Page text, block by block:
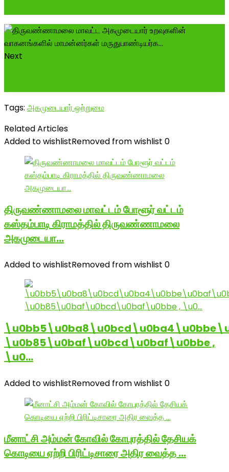
Next
Tags: அகமுடையார் ஒற்றுமை
Related Articles
Added to wishlistRemoved from wishlist 0
திருவண்ணாமலை மாவட்டம் போளூர் வட்டம்
கஸ்தம்பாடி கிராமத்தில் திருவண்ணாமலை
அகமுடையா…
Added to wishlistRemoved from wishlist 0
\u0b85\u0baf\u0bcd\u0baf\u0bbe ,
\u0…
Added to wishlistRemoved from wishlist 0
மீனாட்சி அம்மன் கோவில் கோபுரத்தில் தேசியக்
கொடியை ஏற்றி பிரிட்டிசாரை அதிர வைத்த …